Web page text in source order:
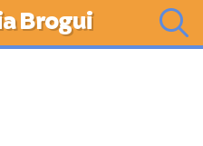
Brogui